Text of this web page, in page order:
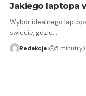
Jakiego laptopa
Wybór idealnego
świecie, gdzie…
Redakcja 5 minut(y)